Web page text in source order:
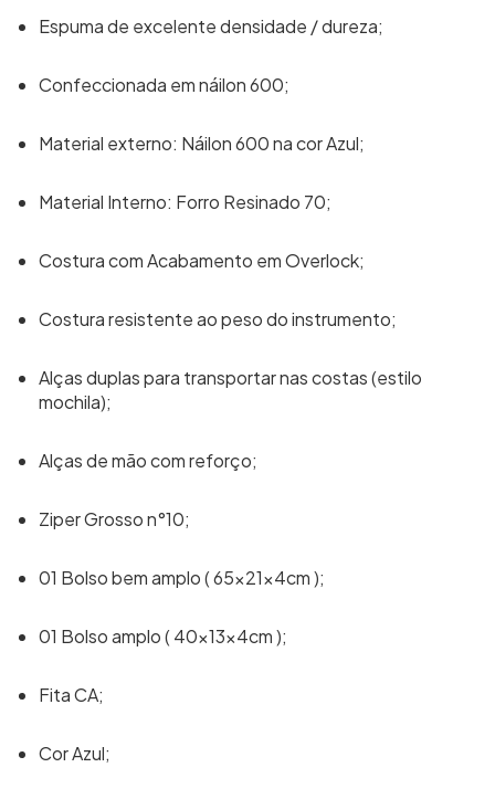
Espuma de excelente densidade / dureza;
Confeccionada em náilon 600;
Material externo: Náilon 600 na cor Azul;
Material Interno: Forro Resinado 70;
Costura com Acabamento em Overlock;
Costura resistente ao peso do instrumento;
Alças duplas para transportar nas costas (estilo
mochila);
Alças de mão com reforço;
Ziper Grosso n°10;
01 Bolso bem amplo ( 65x21x4cm );
01 Bolso amplo ( 40x13x4cm );
Fita CA;
Cor Azul;